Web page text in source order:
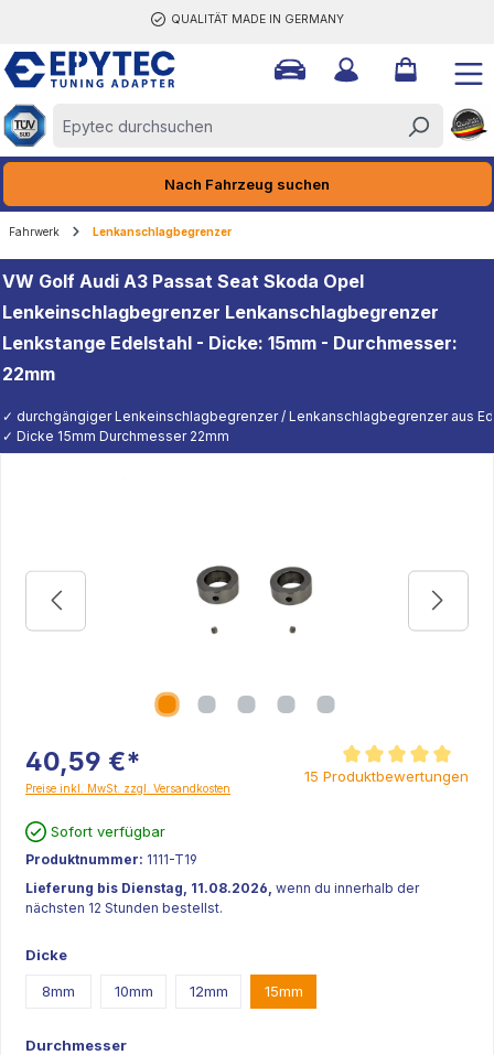
QUALITÄT MADE IN GERMANY
Nach Fahrzeug suchen
Fahrwerk Lenkanschlagbegrenzer
VW Golf Audi A3 Passat Seat Skoda Opel
Lenkeinschlagbegrenzer Lenkanschlagbegrenzer
Lenkstange Edelstahl - Dicke: 15mm - Durchmesser:
22mm
✓ durchgängiger Lenkeinschlagbegrenzer / Lenkanschlagbegrenzer aus
✓ Dicke 15mm Durchmesser 22mm
40,59 €*
Preise inkl. MwSt. zzgl. Versandkosten
Durchschnittliche
15 Produktbewertungen
Sofort verfügbar
Produktnummer: 1111-T19
Lieferung bis Dienstag, 11.08.2026, wenn du innerhalb der
nächsten 12 Stunden bestellst.
Dicke
8mm 10mm 12mm 15mm
Durchmesser